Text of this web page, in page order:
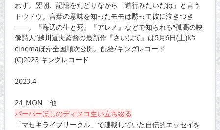
わす。翌朝、記憶をたどりながら「道行みたいだね」と言う
トウドウ。言葉の意味を知ったモモは黙って彼に泣きつき
――。『海辺の生と死』『アレノ』などで知られる“孤高の映
像詩人”越川道夫監督の最新作『さいはて』は5月6日(土)K’s
cinemaほか全国順次公開。配給/キングレコード
(C)2023 キングレコード
2023.4
24_MON 他
パーパーほしのディスコ生い立ち綴る
「マセキライブサークル」で連載していた自伝的エッセイを